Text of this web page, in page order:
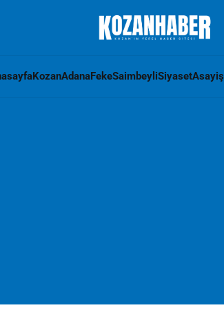
KozanAdanaFekeSaimbeyliSiyasetAsayiş